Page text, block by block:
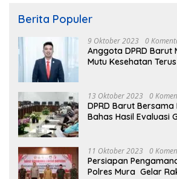
Berita Populer
9 Oktober 2023 0
Anggota DPRD Barut
Mutu Kesehatan
13 Oktober 2023 0
DPRD Barut
Bahas Hasil Evaluasi
11 Oktober 2023 0
Persiapan
Polres Mura Gelar